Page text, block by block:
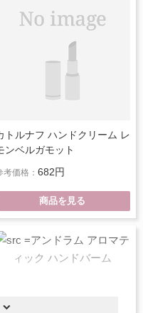
トルナフ ハンドクリーム レ
ンベルガモット
考価格： 682円
商品を見る